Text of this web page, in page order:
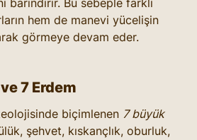
barındırır. Bu sebeple farklı
hem de manevi yücelişin
görmeye devam eder.
7 Erdem
biçimlenen 7 büyük
şehvet, kıskançlık, oburluk,